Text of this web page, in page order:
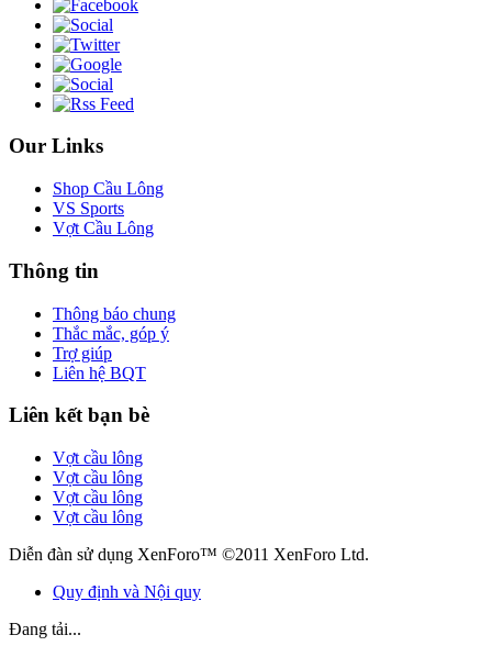
Our Links
Shop Cầu Lông
VS Sports
Vợt Cầu Lông
Thông tin
Thông báo chung
Thắc mắc, góp ý
Trợ giúp
Liên hệ BQT
Liên kết bạn bè
Vợt cầu lông
Vợt cầu lông
Vợt cầu lông
Vợt cầu lông
Diễn đàn sử dụng XenForo™ ©2011 XenForo Ltd.
Quy định và Nội quy
Đang tải...